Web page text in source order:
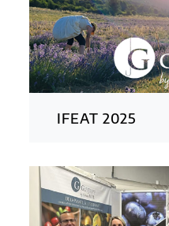
IFEAT 2025